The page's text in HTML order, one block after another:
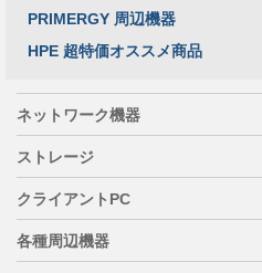
PRIMERGY 周辺機器
HPE 超特価オススメ商品
ネットワーク機器
ストレージ
クライアントPC
各種周辺機器